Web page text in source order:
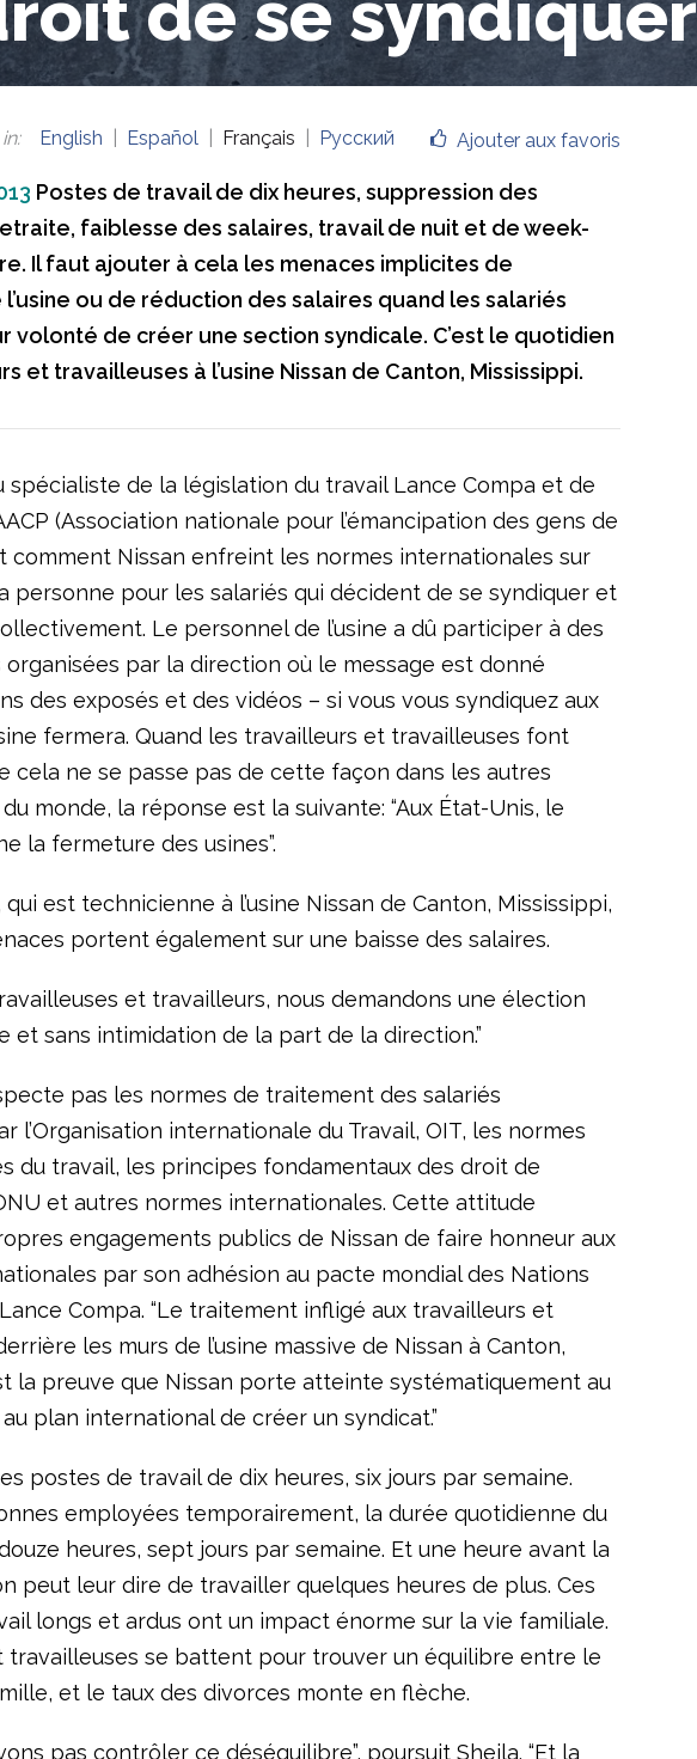
Ajouter aux favoris
: English Español Français Русский
Postes de travail de dix heures, suppression des
faiblesse des salaires, travail de nuit et de week-
Il faut ajouter à cela les menaces implicites de
ou de réduction des salaires quand les salariés
volonté de créer une section syndicale. C’est le quotidien
et travailleuses à l’usine Nissan de Canton, Mississippi.
spécialiste de la législation du travail Lance Compa et de
(Association nationale pour l’émancipation des gens de
comment Nissan enfreint les normes internationales sur
personne pour les salariés qui décident de se syndiquer et
Le personnel de l’usine a dû participer à des
par la direction où le message est donné
des exposés et des vidéos – si vous vous syndiquez aux
fermera. Quand les travailleurs et travailleuses font
cela ne se passe pas de cette façon dans les autres
monde, la réponse est la suivante: “Aux État-Unis, le
la fermeture des usines”.
est technicienne à l’usine Nissan de Canton, Mississippi,
portent également sur une baisse des salaires.
et travailleurs, nous demandons une élection
et sans intimidation de la part de la direction.”
pas les normes de traitement des salariés
l’Organisation internationale du Travail, OIT, les normes
du travail, les principes fondamentaux des droit de
et autres normes internationales. Cette attitude
engagements publics de Nissan de faire honneur aux
par son adhésion au pacte mondial des Nations
Compa. “Le traitement infligé aux travailleurs et
les murs de l’usine massive de Nissan à Canton,
la preuve que Nissan porte atteinte systématiquement au
plan international de créer un syndicat.”
postes de travail de dix heures, six jours par semaine.
employées temporairement, la durée quotidienne du
heures, sept jours par semaine. Et une heure avant la
peut leur dire de travailler quelques heures de plus. Ces
longs et ardus ont un impact énorme sur la vie familiale.
travailleuses se battent pour trouver un équilibre entre le
et le taux des divorces monte en flèche.
pas contrôler ce déséquilibre”, poursuit Sheila. “Et la